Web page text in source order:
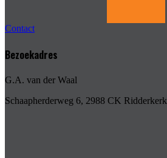
Contact
Bezoekadres
G.A. van der Waal
Schaapherderweg 6, 2988 CK Ridderkerk